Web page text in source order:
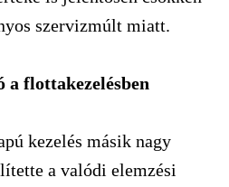
szervizmúlt miatt.
a flottakezelésben
kezelés másik nagy
a valódi elemzési